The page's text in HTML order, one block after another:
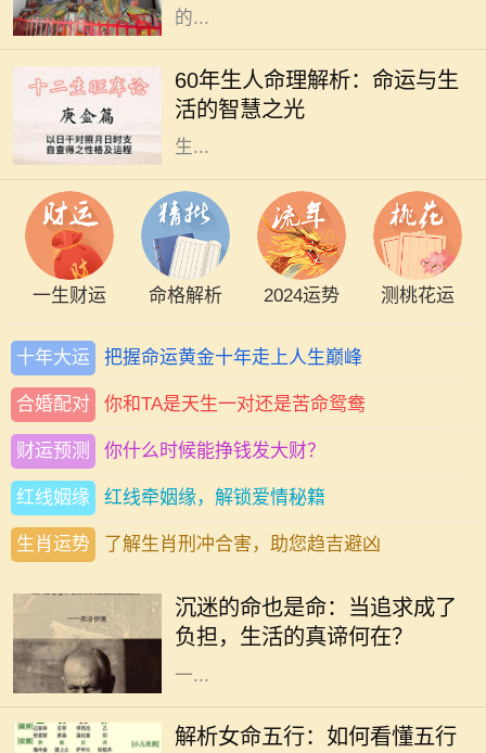
的...
60年生人命理解析：命运与生
活的智慧之光
在中国传统文化中，命理学是一门博
大精深的学问。对于1960年出生的
人，俗称“60年生人”，他们的命理特
征，往往吸引着众多人的关注。根据
生...
一生财运 命格解析 2024运势 测桃花运
十年大运 把握命运黄金十年走上人生巅峰
合婚配对 你和TA是天生一对还是苦命鸳鸯
财运预测 你什么时候能挣钱发大财？
红线姻缘 红线牵姻缘，解锁爱情秘籍
生肖运势 了解生肖刑冲合害，助您趋吉避凶
沉迷的命也是命：当追求成了
负担，生活的真谛何在？
在这个快速发展的社会中，许多人为
业，不惜陷入沉迷的状态。沉迷看似
是对某件事的热爱，但当热爱演变为
一...
解析女命五行：如何看懂五行
在中国传统命理学中，五行是理解命
运的重要工具。五行分别为金、木、
水、火、土，它们相互生克，影响着